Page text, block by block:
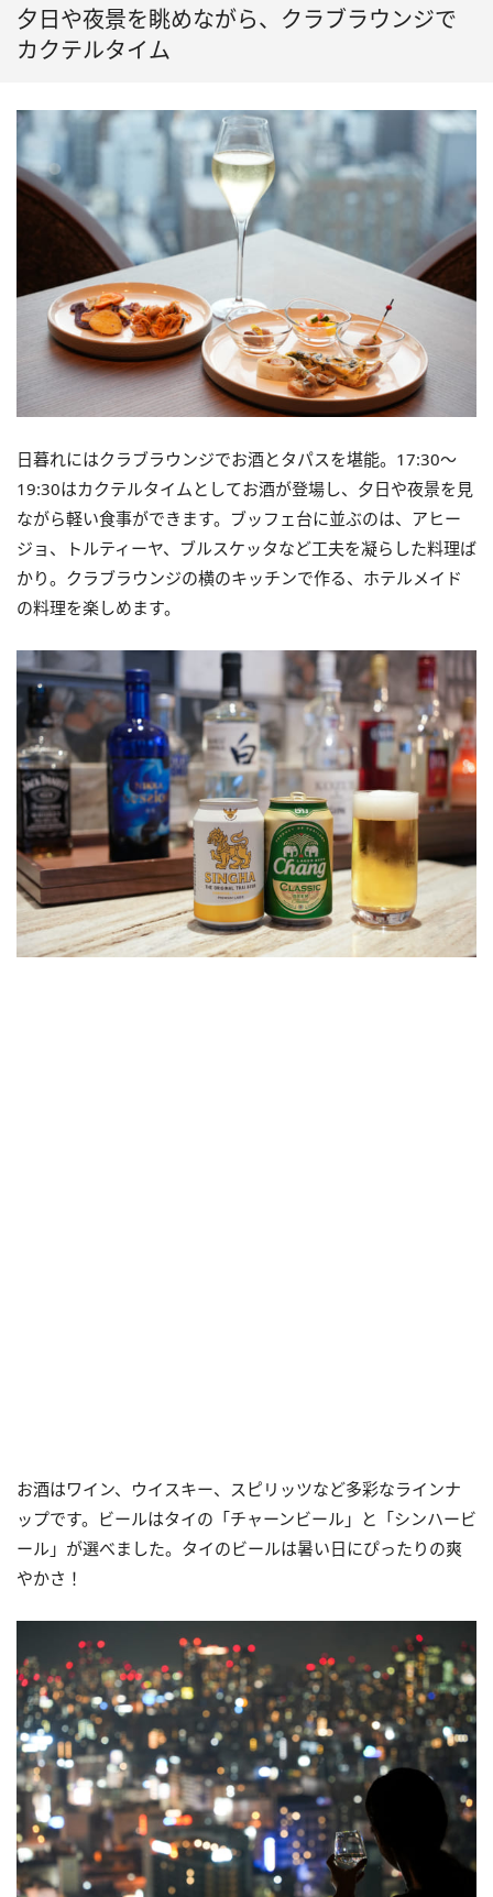
夕日や夜景を眺めながら、クラブラウンジで
カクテルタイム
日暮れにはクラブラウンジでお酒とタパスを堪能。17:30〜
19:30はカクテルタイムとしてお酒が登場し、夕日や夜景を見
ながら軽い食事ができます。ブッフェ台に並ぶのは、アヒー
ジョ、トルティーヤ、ブルスケッタなど工夫を凝らした料理ば
かり。クラブラウンジの横のキッチンで作る、ホテルメイド
の料理を楽しめます。
お酒はワイン、ウイスキー、スピリッツなど多彩なラインナ
ップです。ビールはタイの「チャーンビール」と「シンハービ
ール」が選べました。タイのビールは暑い日にぴったりの爽
やかさ！